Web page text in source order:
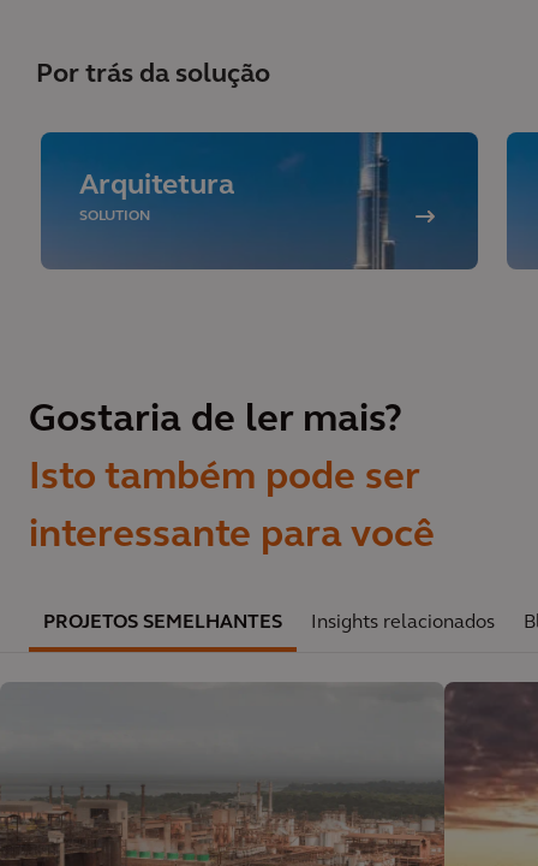
Por trás da solução
Arquitetura
SOLUTION
Gostaria de ler mais?
Isto também pode ser
interessante para você
PROJETOS SEMELHANTES Insights relacionados